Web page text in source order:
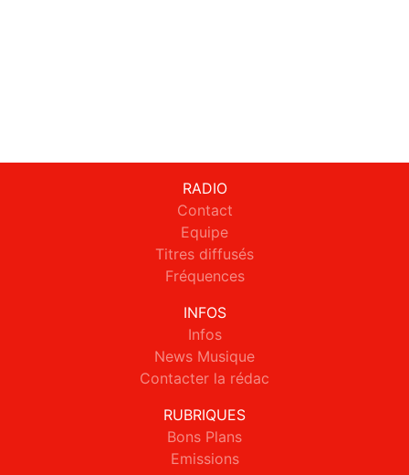
RADIO
Contact
Equipe
Titres diffusés
Fréquences
INFOS
Infos
News Musique
Contacter la rédac
RUBRIQUES
Bons Plans
Emissions